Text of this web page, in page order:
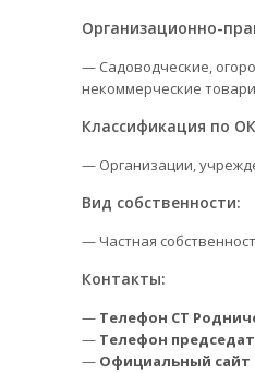
Организационно-
— Садоводческие,
некоммерческие
Классификация по
— Организации,
Вид собственности:
— Частная
Контакты:
— Телефон СТ
— Телефон
— Официальный сайт